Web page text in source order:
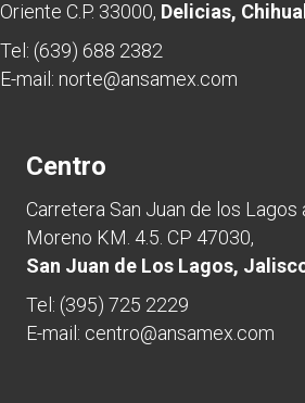
Oriente C.P. 33000, Delicias,
Tel: (639) 688 2382
E-mail: norte@ansamex.com
Centro
Carretera San Juan de los Lagos
Moreno KM. 4.5. CP 47030,
San Juan de Los Lagos,
Tel: (395) 725 2229
E-mail: centro@ansamex.com